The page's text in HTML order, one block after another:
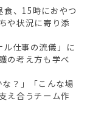
、15時におやつ
や状況に寄り添
仕事の流儀」に
の考え方も学べ
？」「こんな場
え合うチーム作